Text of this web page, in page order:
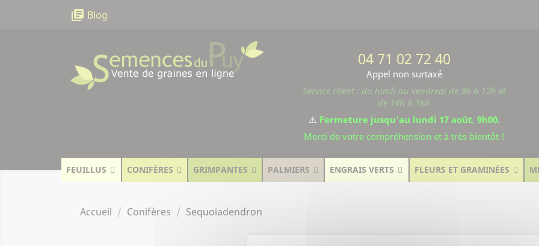
library_books Blog
04 71 02 72 40
Appel non surtaxé
Service client : du lundi au vendredi de 9h à 12h et
de 14h à 16h
⚠️ Fermeture jusqu'au lundi 17 août, 9h00.
Merci de votre compréhension et à très bientôt !
FEUILLUS CONIFÈRES GRIMPANTES PALMIERS ENGRAIS VERTS FLEURS ET GRAMINÉES
Accueil Conifères Sequoiadendron